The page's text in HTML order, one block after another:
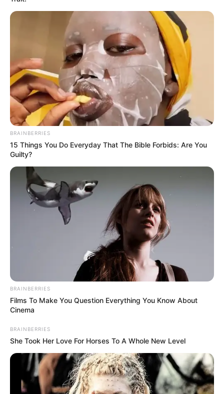
02 xícaras de chá de cola branca própria para
porcelana fria (biscuit)
02 xícaras de chá de amido de milho
02 colheres de sopa de vaselina líquida
01 colher de sopa de caldo de limão ou
vinagre
01 colher de sopa de creme hidratante sem
Massa de biscuit passo a passo
Dependendo da potência do seu microondas o
BRAINBERRIES
15 Things You Do Everyday That The Bible Forbids: Are You
Guilty?
BRAINBERRIES
Films To Make You Question Everything You Know About
Cinema
BRAINBERRIES
She Took Her Love For Horses To A Whole New Level